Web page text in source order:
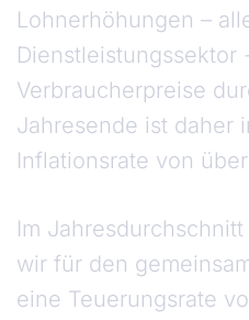
Lohnerhöhungen –
Dienstleistungssektor
Verbraucherpreise
Jahresende ist daher
Inflationsrate von
Im
wir für den
eine Teuerungsrate